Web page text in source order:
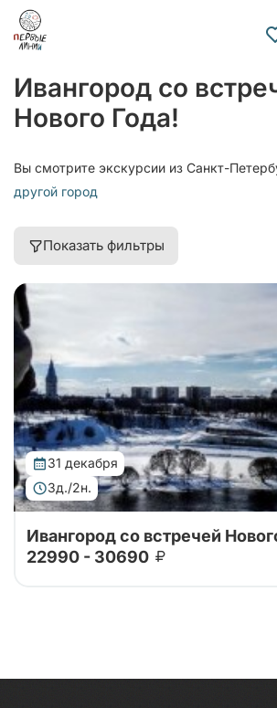
Ивангород со
Нового Года!
Вы смотрите экскурсии из Санкт-
другой город
Показать фильтры
31 декабря
3д./2н.
Ивангород со встречей
22990 - 30690